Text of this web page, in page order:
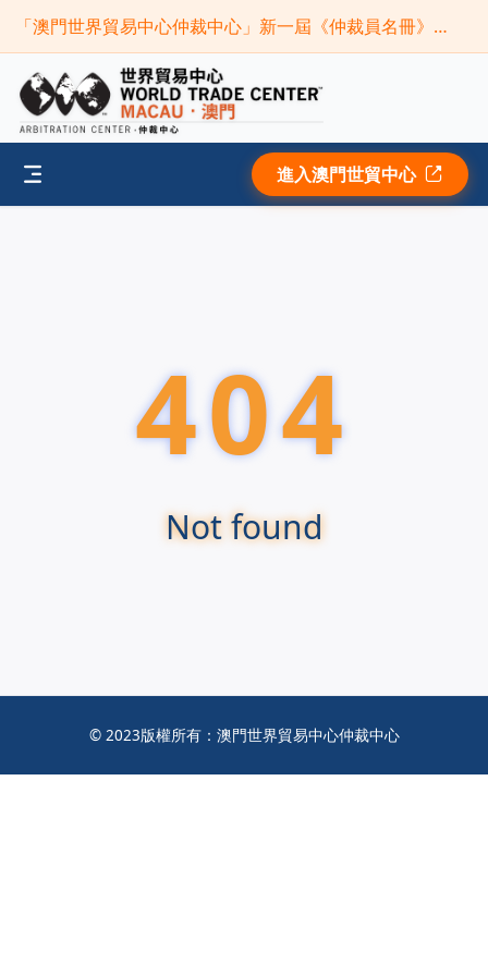
「澳門世界貿易中心仲裁中心」新一屆《仲裁員名冊》現正接受申請(截止時間:2026年9月30日)
進入澳門世貿中心
404
Not found
© 2023版權所有：澳門世界貿易中心仲裁中心